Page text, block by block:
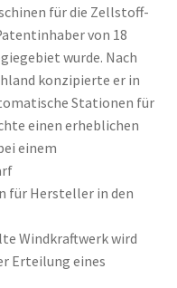
für die Zellstoff-
von 18
wurde. Nach
konzipierte er in
Stationen für
einen erheblichen
einem
für Hersteller in den
Windkraftwerk wird
Erteilung eines